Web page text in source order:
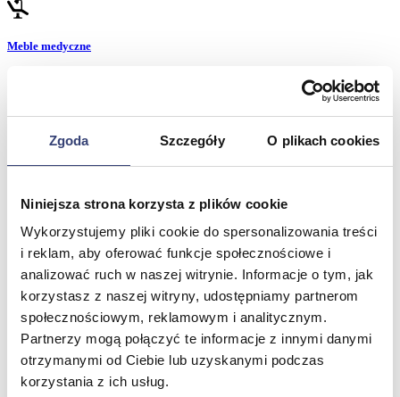
Zgoda Szczegóły O plikach cookies
Niniejsza strona korzysta z plików cookie
Wykorzystujemy pliki cookie do spersonalizowania treści
i reklam, aby oferować funkcje społecznościowe i
analizować ruch w naszej witrynie. Informacje o tym, jak
korzystasz z naszej witryny, udostępniamy partnerom
społecznościowym, reklamowym i analitycznym.
Partnerzy mogą połączyć te informacje z innymi danymi
otrzymanymi od Ciebie lub uzyskanymi podczas
korzystania z ich usług.
Meble medyczne
Taborety i krzesła
Zobacz wszystko
Spa & Wellness
Fotele do masażu
Urządzenia
Zdrowie i uroda
Zobacz wszystko